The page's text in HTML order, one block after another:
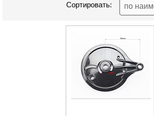
Сортировать: